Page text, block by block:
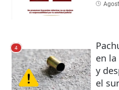
4
en
y
el